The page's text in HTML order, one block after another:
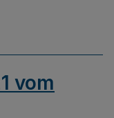
vom